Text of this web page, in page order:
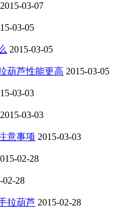
2015-03-07
03-05
2015-03-05
葫芦性能更高 2015-03-05
03-03
2015-03-03
意事项 2015-03-03
02-28
02-28
拉葫芦 2015-02-28